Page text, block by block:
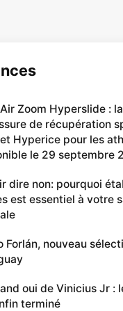
Zoom Hyperslide :
de récupération
Hyperice pour les
le 29 septembre
dire non: pourquoi
est essentiel à votre
Forlán, nouveau
oui de Vinicius Jr :
terminé